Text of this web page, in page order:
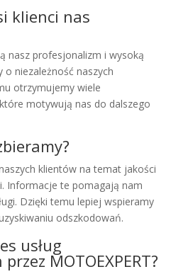
klienci nas
nasz profesjonalizm i wysoką
o niezależność naszych
otrzymujemy wiele
motywują nas do dalszego
klientów na temat jakości
Informacje te pomagają nam
Dzięki temu lepiej wspieramy
odszkodowań.
usług
MOTOEXPERT?